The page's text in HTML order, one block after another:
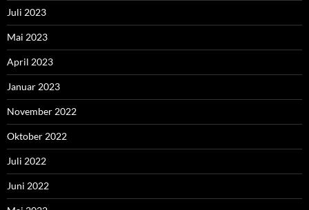
Juli 2023
Mai 2023
April 2023
Januar 2023
November 2022
Oktober 2022
Juli 2022
Juni 2022